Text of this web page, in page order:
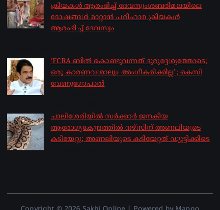
ക്രിയകൾ ആരംഭിച്ച് ദേവസ്വംശബരിമലയിലെ
ദോഷങ്ങൾ മാറ്റാൻ പരിഹാര ക്രിയകൾ
ആരംഭിച്ച് ദേവസ്വം
‘FCRA ബിൽ കൊണ്ടുവന്നത് ദുരുദ്ദേശ്യത്തോടെ;
ഒരു കാരണവശാലും അം​ഗീകരിക്കില്ല’; കെസി
വേണു​ഗോപാൽ
ചാലിശേരിയില്‍ സര്‍ക്കാര്‍ ജനകീയ
ആരോഗ്യകേന്ദ്രത്തില്‍ നഴ്സിന് അണലിയുടെ
കടിയേറ്റു; അണലിയുടെ കടിയേറ്റത് ഡ്യൂട്ടിക്കിടെ